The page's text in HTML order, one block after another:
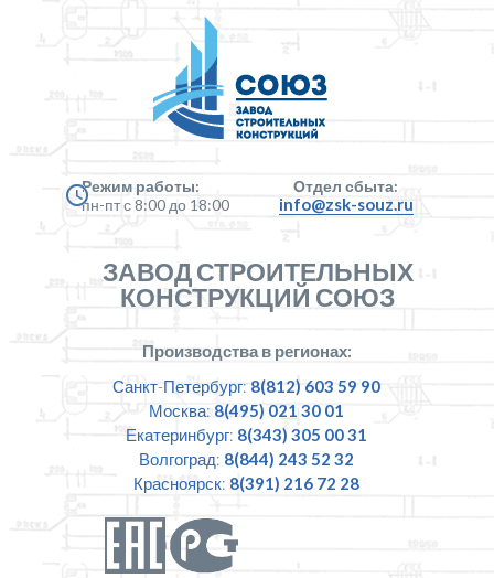
Режим работы:
пн-пт с 8:00 до 18:00
Отдел сбыта:
info@zsk-souz.ru
ЗАВОД СТРОИТЕЛЬНЫХ
КОНСТРУКЦИЙ СОЮЗ
Производства в регионах:
Санкт-Петербург: 8(812) 603 59 90
Москва: 8(495) 021 30 01
Екатеринбург: 8(343) 305 00 31
Волгоград: 8(844) 243 52 32
Красноярск: 8(391) 216 72 28